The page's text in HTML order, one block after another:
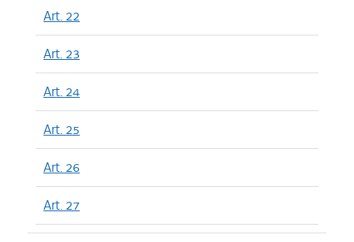
Art. 22
Art. 23
Art. 24
Art. 25
Art. 26
Art. 27